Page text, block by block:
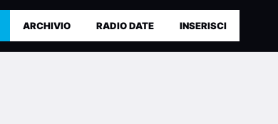
ARCHIVIO RADIO DATE INSERISCI